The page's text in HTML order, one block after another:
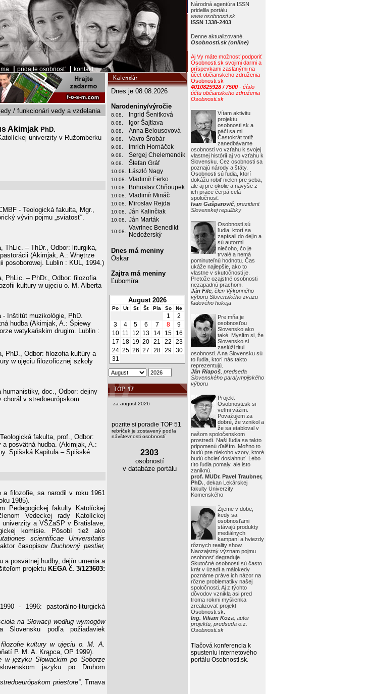
pridajte osobnosť kontakt
Národná agentúra ISSN
pridelila portálu
www.osobnosti.sk
ISSN 1338-2403
Denne aktualizované.
Osobnosti.sk (online)
Aj Vy máte možnosť podporiť
Osobnosti.sk svojimi darmi a
príspevkami zaslanými na
účet občianskeho združenia
Osobnosti.sk
4010825928 / 7500 - číslo
účtu občianskeho združenia
Osobnosti.sk
Vítam aktivitu
projektu
osobnosti.sk a
páči sa mi.
Častokrát totiž
zanedbávame
osobnosti vo vzťahu k svojej
vlastnej histórií aj vo vzťahu k
Slovensku. Cez osobnosti sa
poznajú národy a štáty.
Osobnosti sú ľudia, ktorí
dokážu robiť nielen pre seba,
ale aj pre okolie a navyše z
ich práce čerpá celá
spoločnosť.
Ivan Gašparovič , prezident
Slovenskej repulibky
Osobnosti sú
ľudia, ktorí sa
zapísali do dejín a
sú autormi
niečoho, čo je
trvalé a nemá
pominuteľnú hodnotu. Čas
ukáže najlepšie, ako to
vlastne v skutočnosti je.
Pretože ozajstné osobnosti
nezapadnú prachom.
Ján Filc , člen Výkonného
výboru Slovenského zväzu
ľadového hokeja
Pre mňa je
osobnosťou
Slovensko ako
také. Myslím si, že
Slovensko si
zaslúži titul
osobnosti. A na Slovensku sú
to ľudia, ktorí nás takto
reprezentujú.
Ján Riapoš , predseda
Slovenského paralympijského
výboru
Projekt
Osobnosti.sk si
veľmi vážim.
Považujem za
dobré, že vznikol a
že sa etabloval v
našom spoločenskom
prostredí. Naši ľudia sa takto
pripomenú ďalším. Možno to
budú pre niekoho vzory, ktoré
budú chcieť dosiahnuť. Lebo
títo ľudia pomaly, ale isto
zaniknú.
prof. MUDr. Pavel Traubner,
PhD. , dekan Lekárskej
fakulty Univerzity
Komenského
Žijeme v dobe,
kedy sa
osobnosťami
stávajú produkty
mediálnych
kampaní a hviezdy
rôznych reality show.
Naozajstný význam pojmu
osobnosť degraduje.
Skutočné osobnosti sú často
krát v úzadí a málokedy
poznáme práve ich názor na
rôzne problematiky našej
spoločnosti. Aj z týchto
dôvodov vznikla asi pred
troma rokmi myšlienka
zrealizovať projekt
Osobnosti.sk.
Ing. Viliam Koza , autor
projektu, predseda o.z.
Osobnosti.sk
Tlačová konferencia k
spusteniu internetového
portálu Osobnosti.sk
/ funkcionári vedy a vzdelania
Akimjak PhD.
univerzity v Ružomberku
- Teologická fakulta, Mgr.,
vývin pojmu „sviatosť“.
ThLic. – ThDr., Odbor: liturgika,
(Akimjak, A.: Wnętrze
posoborowej. Lublin : KUL, 1994.)
PhLic. – PhDr., Odbor: filozofia
kultury w ujęciu o. M. Alberta
- Inštitút muzikológie, PhD.
hudba (Akimjak, A.: Śpiewy
watykańskim drugim. Lublin :
PhD., Odbor: filozofia kultúry a
w ujęciu filozoficznej szkoły
doc., Odbor: dejiny
v stredoeurópskom
fakulta, prof., Odbor:
posvätná hudba. (Akimjak, A.:
Spišská Kapitula – Spišské
a filozofie, sa narodil v roku 1961
1985).
Pedagogickej fakulty Katolíckej
Vedeckej rady Katolíckej
a VŠZaSP v Bratislave,
komisie. Pôsobí tiež ako
scientificae Universitatis
časopisovDuchovný pastier,
a posvätnej hudby, dejín umenia a
projektu KEGA č. 3/123603:
- 1996: pastorálno-liturgická
na Słowacji według wymo­gów
podľa požiada­viek
filozofie kultury w ujęciu o. M. A.
P. M. A. Krąpca, OP 1999).
w języku Słowackim po Soborze
jazyku po Druhom
pries­tore“, Trnava
Dnes je 08.08.2026
Narodeniny/výročie
8.08. Ingrid Šenitková
8.08. Igor Šajtlava
8.08. Anna Belousovová
9.08. Vavro Šrobár
9.08. Imrich Hornáček
9.08. Sergej Chelemendik
9.08. Štefan Gráf
10.08. László Nagy
10.08. Vladimír Ferko
10.08. Bohuslav Chňoupek
10.08. Vladimír Mináč
10.08. Miroslav Rejda
10.08. Ján Kalinčiak
10.08. Ján Marták
10.08.
Vavrinec Benedikt
Nedožerský
Dnes má meniny
Oskar
Zajtra má meniny
Ľubomíra
August 2026
Po Ut St Št Pia So Ne
1
2
3
4 5 6 7 8
9
10 11 12 13 14 15
16
17 18 19 20 21 22
23
24 25 26 27 28 29 30
31
za august 2026
pozrite si poradie TOP 51
rebríček je zostavený podľa
návštevnosti osobností
2303
osobností
v databáze portálu